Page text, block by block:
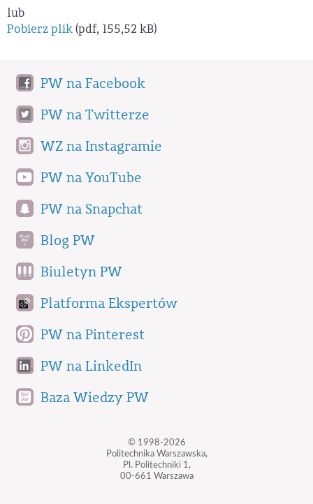
lub
Pobierz plik(pdf, 155,52 kB)
PW na Facebook
PW na Twitterze
WZ na Instagramie
PW na YouTube
PW na Snapchat
Blog PW
Biuletyn PW
Platforma Ekspertów
PW na Pinterest
PW na LinkedIn
Baza Wiedzy PW
© 1998-2026
Politechnika Warszawska,
Pl. Politechniki 1,
00-661 Warszawa